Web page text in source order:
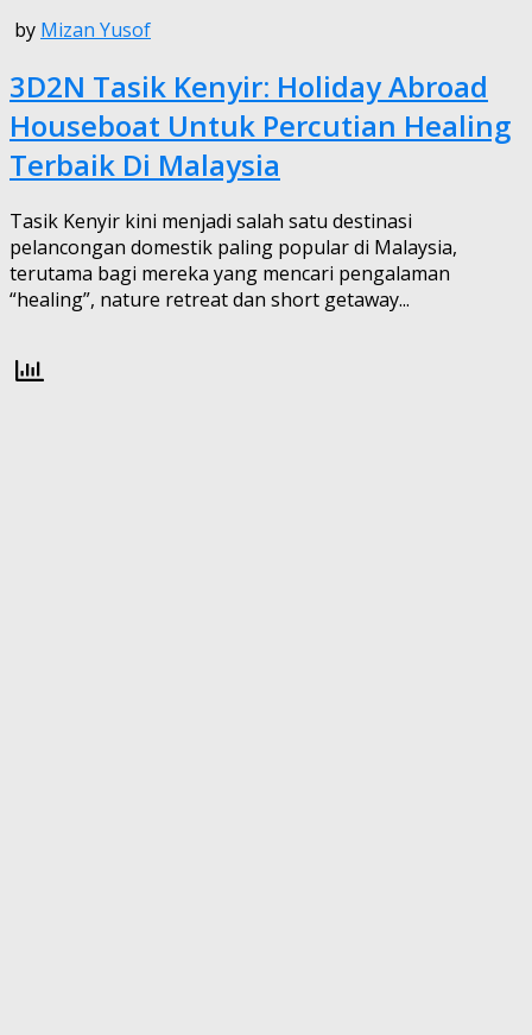
by Mizan Yusof
3D2N Tasik Kenyir: Holiday Abroad
Houseboat Untuk Percutian Healing
Terbaik Di Malaysia
Tasik Kenyir kini menjadi salah satu destinasi
pelancongan domestik paling popular di Malaysia,
terutama bagi mereka yang mencari pengalaman
“healing”, nature retreat dan short getaway...